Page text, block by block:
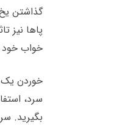
گذاشتن
پاها نیز
خواب خود
خوردن یک
سرد،
بگیرید.